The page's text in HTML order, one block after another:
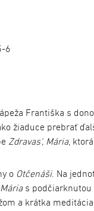
6
Františka s
žiaduce prebrať
Zdravas‘, Mária,
o Otčenáši. Na
s podčiarknutou
a krátka